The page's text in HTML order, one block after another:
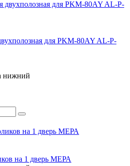
для PKM-80AY AL-P-
нижний
на 1 дверь МЕРА